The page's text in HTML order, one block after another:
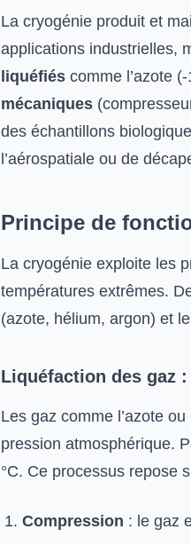
La cryogénie produit et
applications industrielles,
liquéfiés comme l’azote
mécaniques
des échantillons
l’aérospatiale ou de
Principe de
La cryogénie exploite les
températures extrêmes.
(azote, hélium, argon) et
Liquéfaction des gaz
Les gaz comme l’azote
pression atmosphérique.
°C. Ce processus repose
Compression : le gaz